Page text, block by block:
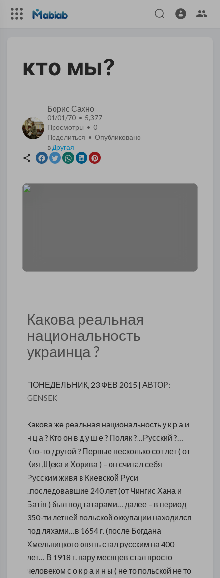
кто мы?
Борис Сахно
01/01/70 • 5,377
Просмотры • 0
Поделиться • Опубликовано
в Другая
Какова реальная
национальность
украинца ?
ПОНЕДЕЛЬНИК, 23 ФЕВ 2015 | АВТОР:
GENSEK
Какова же реальная национальность у к р а и
н ц а ? Кто он в д у ш е ? Поляк ?…Русский ?…
Кто-то другой ? Первые несколько сот лет ( от
Кия ,Щека и Хорива ) – он считал себя
Русским живя в Киевской Руси
..последовавшие 240 лет (от Чингис Хана и
Батія ) был под татарами… далее – в период
350-ти летней польской оккупации находился
под ляхами…в 1654 г. (после Богдана
Хмельницкого опять стал русским на 400
лет… В 1918 г. пару месяцев стал просто
человеком с о к р а и н ы ( не то польской не то